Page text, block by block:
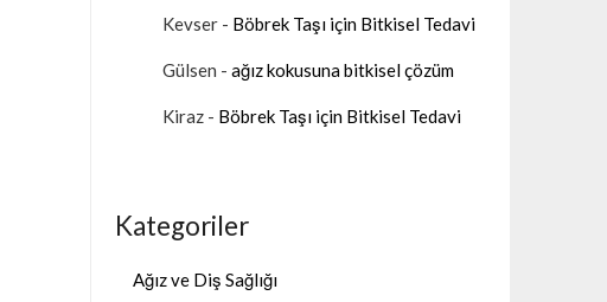
Kevser- Böbrek Taşı için Bitkisel Tedavi
Gülsen - ağız kokusuna bitkisel çözüm
Kiraz- Böbrek Taşı için Bitkisel Tedavi
Kategoriler
Ağız ve Diş Sağlığı